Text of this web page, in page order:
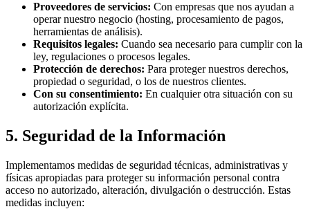
Proveedores de servicios: Con empresas que nos ayudan a
operar nuestro negocio (hosting, procesamiento de pagos,
herramientas de análisis).
Requisitos legales: Cuando sea necesario para cumplir con la
ley, regulaciones o procesos legales.
Protección de derechos: Para proteger nuestros derechos,
propiedad o seguridad, o los de nuestros clientes.
Con su consentimiento: En cualquier otra situación con su
autorización explícita.
5. Seguridad de la Información
Implementamos medidas de seguridad técnicas, administrativas y
físicas apropiadas para proteger su información personal contra
acceso no autorizado, alteración, divulgación o destrucción. Estas
medidas incluyen: